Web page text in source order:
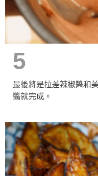
5
最後將是拉差辣椒醬和
醬就完成。